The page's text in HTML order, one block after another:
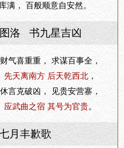
满， 百般顺意自安然。
洛 书九星吉凶
气喜重重， 求谋百事全，
先天离南方 后天乾西北 ，
言克破凶， 见贵安营寨，
应武曲之宿 其号为官贵。
月丰歉歌